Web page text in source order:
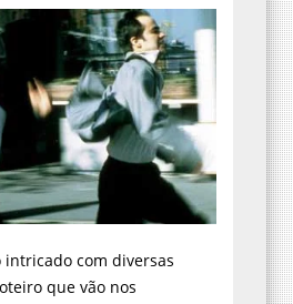
intricado com diversas
que vão nos